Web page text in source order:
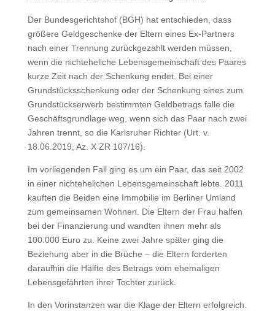
Der Bundesgerichtshof (BGH) hat entschieden, dass
größere Geldgeschenke der Eltern eines Ex-Partners
nach einer Trennung zurückgezahlt werden müssen,
wenn die nichteheliche Lebensgemeinschaft des Paares
kurze Zeit nach der Schenkung endet. Bei einer
Grundstücksschenkung oder der Schenkung eines zum
Grundstückserwerb bestimmten Geldbetrags falle die
Geschäftsgrundlage weg, wenn sich das Paar nach zwei
Jahren trennt, so die Karlsruher Richter (Urt. v.
18.06.2019, Az. X ZR 107/16).
Im vorliegenden Fall ging es um ein Paar, das seit 2002
in einer nichtehelichen Lebensgemeinschaft lebte. 2011
kauften die Beiden eine Immobilie im Berliner Umland
zum gemeinsamen Wohnen. Die Eltern der Frau halfen
bei der Finanzierung und wandten ihnen mehr als
100.000 Euro zu. Keine zwei Jahre später ging die
Beziehung aber in die Brüche – die Eltern forderten
daraufhin die Hälfte des Betrags vom ehemaligen
Lebensgefährten ihrer Tochter zurück.
In den Vorinstanzen war die Klage der Eltern erfolgreich.